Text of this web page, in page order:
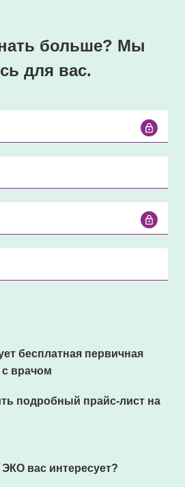
больше? Мы
для вас.
бесплатная первичная
с врачом
подробный прайс-лист на
вас интересует?